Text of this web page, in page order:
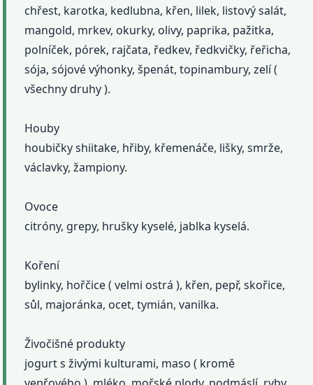
chřest, karotka, kedlubna, křen, lilek, listový salát,
mangold, mrkev, okurky, olivy, paprika, pažitka,
polníček, pórek, rajčata, ředkev, ředkvičky, řeřicha,
sója, sójové výhonky, špenát, topinambury, zelí (
všechny druhy ).
Houby
houbičky shiitake, hřiby, křemenáče, lišky, smrže,
václavky, žampiony.
Ovoce
citróny, grepy, hrušky kyselé, jablka kyselá.
Koření
bylinky, hořčice ( velmi ostrá ), křen, pepř, skořice,
sůl, majoránka, ocet, tymián, vanilka.
Živočišné produkty
jogurt s živými kulturami, maso ( kromě